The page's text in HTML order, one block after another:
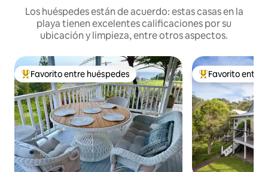
Los huéspedes están de acuerdo: estas casas en la
playa tienen excelentes calificaciones por su
ubicación y limpieza, entre otros aspectos.
Favorito entre los huéspedes más destacados
Favorito entre huéspedes Favorito entre
Favorito entre